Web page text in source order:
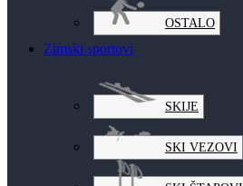
OSTALO
Zimski sportovi
SKIJE
SKI VEZOVI